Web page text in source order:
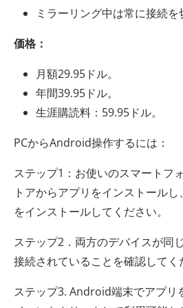
ミラーリング中は常に接続を
価格：
月額29.95ドル。
年間39.95ドル。
生涯購読料：59.95ドル。
PCからAndroid操作するには：
ステップ1：お使いのスマートフ
トアからアプリをインストール
をインストールしてください。
ステップ2．両方のデバイスが同
接続されていることを確認してく
ステップ3. Android端末でアプリ